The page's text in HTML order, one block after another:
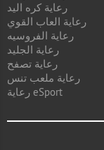
رعاية كره اليد
رعاية العاب القوي
رعاية الفروسيه
رعاية الجليد
رعاية تصفح
رعاية ملعب تنس
رعاية eSport